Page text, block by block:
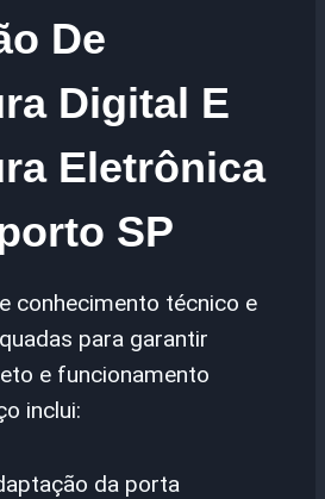
De
Digital E
Eletrônica
SP
conhecimento técnico e
para garantir
e funcionamento
inclui:
da porta